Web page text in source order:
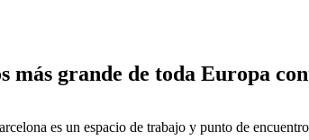
más grande de toda Europa
es un espacio de trabajo y punto de